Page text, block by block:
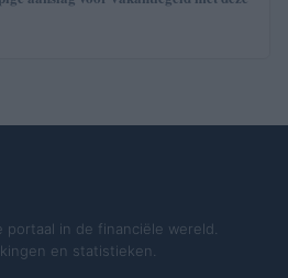
in de financiële wereld.
en statistieken.